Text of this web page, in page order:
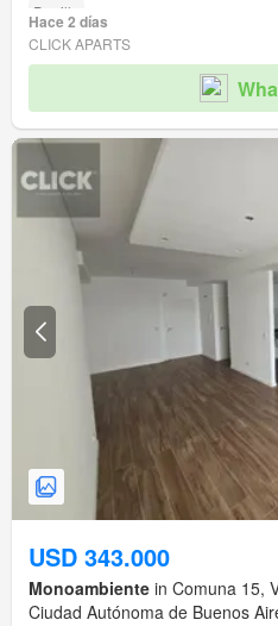
Parrilla
Hace 2 días
CLICK APARTS
USD 343.000
Monoambiente in Comuna 15,
Ciudad Autónoma de Buenos